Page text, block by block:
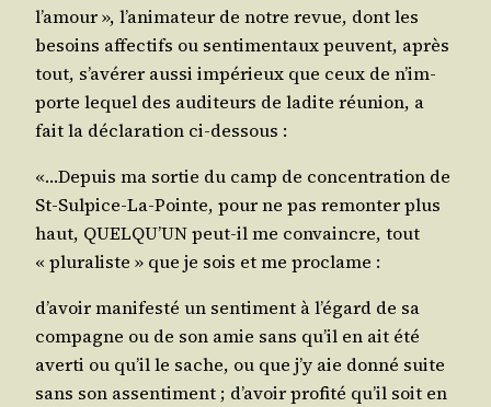
l’a­mour », l’a­ni­ma­teur de notre revue, dont les
besoins affec­tifs ou sen­ti­men­taux peuvent, après
tout, s’a­vé­rer aus­si impé­rieux que ceux de n’im­
porte lequel des audi­teurs de ladite réunion, a
fait la décla­ra­tion ci-dessous :
«…Depuis ma sor­tie du camp de concen­tra­tion de
St-Sul­pice-La-Pointe, pour ne pas remon­ter plus
haut, QUELQU’UN peut-il me convaincre, tout
« plu­ra­liste » que je sois et me proclame :
d’a­voir mani­fes­té un sen­ti­ment à l’é­gard de sa
com­pagne ou de son amie sans qu’il en ait été
aver­ti ou qu’il le sache, ou que j’y aie don­né suite
sans son assen­ti­ment ; d’a­voir pro­fi­té qu’il soit en